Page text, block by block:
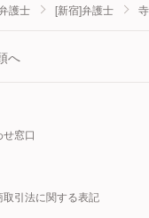
護士 [新宿]弁護士
へ
窓口
取引法に関する表記